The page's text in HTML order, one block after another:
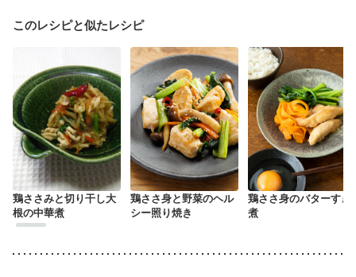
このレシピと似たレシピ
鶏ささみと切り干し大
根の中華煮
鶏ささ身と野菜のヘル
シー照り焼き
鶏ささ身のバターすき
煮